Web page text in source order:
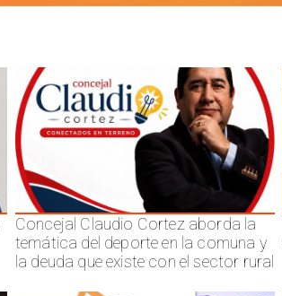
Concejal Claudio Cortez aborda la
temática del deporte en la comuna y
la deuda que existe con el sector rural